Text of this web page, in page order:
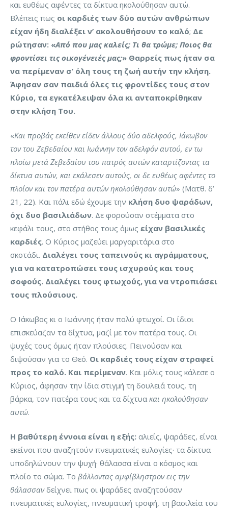
και ευθέως αφέντες τα δίκτυα ηκολούθησαν αυτώ.
Βλέπεις πως οι καρδιές των δύο αυτών ανθρώπων
είχαν ήδη διαλέξει ν’ ακολουθήσουν το καλό; Δε
ρώτησαν: «Από που μας καλείς; Τι θα τρώμε; Ποιος θα
φροντίσει τις οικογένειές μας;» Θαρρείς πως ήταν σα
να περίμεναν σ’ όλη τους τη ζωή αυτήν την κλήση.
Άφησαν σαν παιδιά όλες τις φροντίδες τους στον
Κύριο, τα εγκατέλειψαν όλα κι ανταποκρίθηκαν
στην κλήση Του.
«Και προβάς εκείθεν είδεν άλλους δύο αδελφούς, Ιάκωβον
τον του Ζεβεδαίου και Ιωάννην τον αδελφόν αυτού, εν τω
πλοίω μετά Ζεβεδαίου του πατρός αυτών καταρτίζοντας τα
δίκτυα αυτών, και εκάλεσεν αυτούς, οι δε ευθέως αφέντες το
πλοίον και τον πατέρα αυτών ηκολούθησαν αυτώ» (Ματθ. δ’
21, 22). Και πάλι εδώ έχουμε την κλήση δυο ψαράδων,
όχι δυο βασιλιάδων. Δε φορούσαν στέμματα στο
κεφάλι τους, στο στήθος τους όμως είχαν βασιλικές
καρδιές. Ο Κύριος μαζεύει μαργαριτάρια στο
σκοτάδι. Διαλέγει τους ταπεινούς κι αγράμματους,
για να κατατροπώσει τους ισχυρούς και τους
σοφούς. Διαλέγει τους φτωχούς, για να ντροπιάσει
τους πλούσιους.
Ο Ιάκωβος κι ο Ιωάννης ήταν πολύ φτωχοί. Οι ίδιοι
επισκεύαζαν τα δίχτυα, μαζί με τον πατέρα τους. Οι
ψυχές τους όμως ήταν πλούσιες. Πεινούσαν και
διψούσαν για το Θεό. Οι καρδιές τους είχαν στραφεί
προς το καλό. Και περίμεναν. Και μόλις τους κάλεσε ο
Κύριος, άφησαν την ίδια στιγμή τη δουλειά τους, τη
βάρκα, τον πατέρα τους και τα δίχτυα και ηκολούθησαν
αυτώ.
Η βαθύτερη έννοια είναι η εξής: αλιείς, ψαράδες, είναι
εκείνοι που αναζητούν πνευματικές ευλογίες· τα δίκτυα
υποδηλώνουν την ψυχή· θάλασσα είναι ο κόσμος και
πλοίο το σώμα. Το βάλλοντας αμφίβληστρον εις την
θάλασσανδείχνει πως οι ψαράδες αναζητούσαν
πνευματικές ευλογίες, πνευματική τροφή, τη βασιλεία του